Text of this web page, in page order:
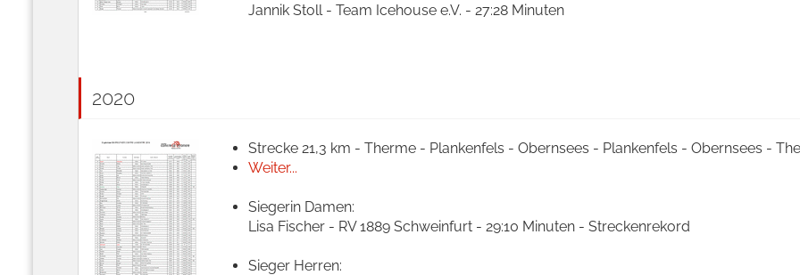
Jannik Stoll - Team Icehouse e.V. - 27:28 Minuten
2020
Strecke 21,3 km - Therme - Plankenfels - Obernsees - Plankenfels - Obernsees -
Weiter...
Siegerin Damen:
Lisa Fischer - RV 1889 Schweinfurt - 29:10 Minuten - Streckenrekord
Sieger Herren: